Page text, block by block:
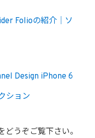
Folioの紹介｜ソ
Design iPhone 6
ション
うぞご覧下さい。